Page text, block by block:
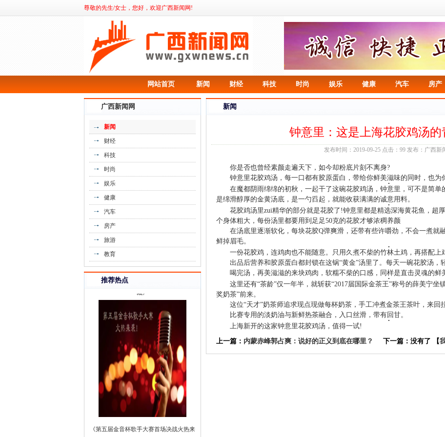
尊敬的先生/女士，您好，欢迎广西新闻网!
网站首页 新闻 财经 科技 时尚 娱乐 健康 汽车 房产
广西新闻网
新闻
财经
科技
时尚
娱乐
健康
汽车
房产
旅游
教育
推荐热点
《融汇城生活大揭秘 | 夏日健身秘笈，就
新闻
钟意里：这是上海花胶鸡汤的
发布时间：2019-09-25 点击：99 发布：广西新
你是否也曾经素颜走遍天下，如今却粉底片刻不离身?
钟意里花胶鸡汤，每一口都有胶原蛋白，带给你鲜美滋味的同时，也为
在魔都阴雨绵绵的初秋，一起干了这碗花胶鸡汤，钟意里，可不是简单
是绵滑醇厚的金黄汤底，是一勺舀起，就能收获满满的诚意用料。
花胶鸡汤里zui精华的部分就是花胶了!钟意里都是精选深海黄花鱼，超
个身体粗大，每份汤里都要用到足足50克的花胶才够浓稠养颜
在汤底里逐渐软化，每块花胶Q弹爽滑，还带有些许嚼劲，不会一煮就
鲜掉眉毛。
一份花胶鸡，连鸡肉也不能随意。只用久煮不柴的竹林土鸡，再搭配上
出品后营养和胶原蛋白都封锁在这锅“黄金”汤里了。每天一碗花胶汤，
喝完汤，再美滋滋的来块鸡肉，软糯不柴的口感，同样是直击灵魂的鲜
这里还有“茶龄”仅一年半，就斩获“2017届国际金茶王”称号的薛美宁坐
奖奶茶”前来。
这位“天才”奶茶师追求现点现做每杯奶茶，手工冲煮金茶王茶叶，来回
比赛专用的淡奶油与新鲜热茶融合，入口丝滑，带有回甘。
上海新开的这家钟意里花胶鸡汤，值得一试!
上一篇： 内蒙赤峰郭占爽：说好的正义到底在哪里？ 下一篇：没有了 【